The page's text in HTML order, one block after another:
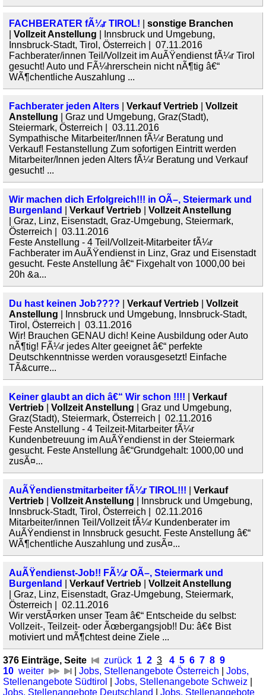
FACHBERATER fÃ¼r TIROL!
sonstige Branchen
Vollzeit Anstellung | Innsbruck und Umgebung,
Innsbruck-Stadt, Tirol, Österreich | 07.11.2016
Fachberater/innen Teil/Vollzeit im AuÃŸendienst fÃ¼r Tirol
gesucht! Auto und FÃ¼hrerschein nicht nÃ¶tig â€“
WÃ¶chentliche Auszahlung ...
Fachberater jeden Alters Verkauf Vertrieb
Vollzeit
Anstellung | Graz und Umgebung, Graz(Stadt),
Steiermark, Österreich | 03.11.2016
Sympathische Mitarbeiter/Innen fÃ¼r Beratung und
Verkauf! Festanstellung Zum sofortigen Eintritt werden
Mitarbeiter/Innen jeden Alters fÃ¼r Beratung und Verkauf
gesucht! ...
Wir machen dich Erfolgreich!!! in OÃ–, Steiermark und
Burgenland
Verkauf Vertrieb
Vollzeit Anstellung
| Graz, Linz, Eisenstadt, Graz-Umgebung, Steiermark,
Österreich | 03.11.2016
Feste Anstellung - 4 Teil/Vollzeit-Mitarbeiter fÃ¼r
Fachberater im AuÃŸendienst in Linz, Graz und Eisenstadt
gesucht. Feste Anstellung â€“ Fixgehalt von 1000,00 bei
20h &a...
Du hast keinen Job???? Verkauf Vertrieb
Vollzeit
Anstellung | Innsbruck und Umgebung, Innsbruck-Stadt,
Tirol, Österreich | 03.11.2016
Wir! Brauchen GENAU dich! Keine Ausbildung oder Auto
nÃ¶tig! FÃ¼r jedes Alter geeignet â€“ perfekte
Deutschkenntnisse werden vorausgesetzt! Einfache
TÃ&curre...
Keiner glaubt an dich â€“ Wir schon !!!!
Verkauf
Vertrieb
Vollzeit Anstellung | Graz und Umgebung,
Graz(Stadt), Steiermark, Österreich | 02.11.2016
Feste Anstellung - 4 Teilzeit-Mitarbeiter fÃ¼r
Kundenbetreuung im AuÃŸendienst in der Steiermark
gesucht. Feste Anstellung â€“Grundgehalt: 1000,00 und
zusÃ¤...
AuÃŸendienstmitarbeiter fÃ¼r TIROL!!!
Verkauf
Vertrieb
Vollzeit Anstellung | Innsbruck und Umgebung,
Innsbruck-Stadt, Tirol, Österreich | 02.11.2016
Mitarbeiter/innen Teil/Vollzeit fÃ¼r Kundenberater im
AuÃŸendienst in Innsbruck gesucht. Feste Anstellung â€“
WÃ¶chentliche Auszahlung und zusÃ¤...
AuÃŸendienst-Job!! FÃ¼r OÃ–, Steiermark und
Burgenland
Verkauf Vertrieb
Vollzeit Anstellung
| Graz, Linz, Eisenstadt, Graz-Umgebung, Steiermark,
Österreich | 02.11.2016
Wir verstÃ¤rken unser Team â€“ Entscheide du selbst:
Vollzeit-, Teilzeit- oder Ãœbergangsjob!! Du: â€¢ Bist
motiviert und mÃ¶chtest deine Ziele ...
376 Einträge, Seite zurück 1 2 3 4 5 6 7 8 9
10 weiter Jobs, Stellenangebote Österreich
Jobs,
Stellenangebote Südtirol
Jobs, Stellenangebote Schweiz
Jobs, Stellenangebote Deutschland
Jobs, Stellenangebote